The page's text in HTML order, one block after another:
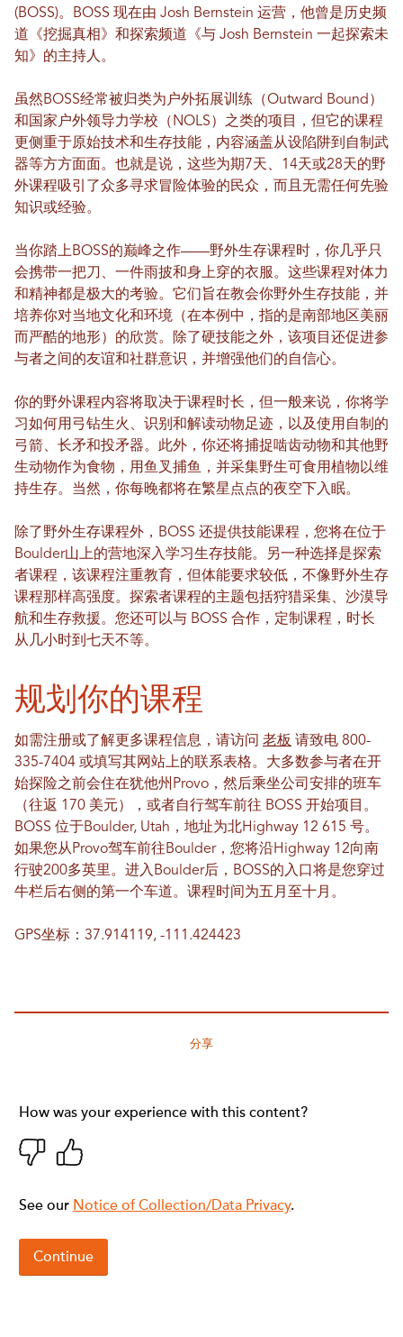
(BOSS)。BOSS 现在由 Josh Bernstein 运营，他曾是历史频
道《挖掘真相》和探索频道《与 Josh Bernstein 一起探索未
知》的主持人。
虽然BOSS经常被归类为户外拓展训练（Outward Bound）
和国家户外领导力学校（NOLS）之类的项目，但它的课程
更侧重于原始技术和生存技能，内容涵盖从设陷阱到自制武
器等方方面面。也就是说，这些为期7天、14天或28天的野
外课程吸引了众多寻求冒险体验的民众，而且无需任何先验
知识或经验。
当你踏上BOSS的巅峰之作——野外生存课程时，你几乎只
会携带一把刀、一件雨披和身上穿的衣服。这些课程对体力
和精神都是极大的考验。它们旨在教会你野外生存技能，并
培养你对当地文化和环境（在本例中，指的是南部地区美丽
而严酷的地形）的欣赏。除了硬技能之外，该项目还促进参
与者之间的友谊和社群意识，并增强他们的自信心。
你的野外课程内容将取决于课程时长，但一般来说，你将学
习如何用弓钻生火、识别和解读动物足迹，以及使用自制的
弓箭、长矛和投矛器。此外，你还将捕捉啮齿动物和其他野
生动物作为食物，用鱼叉捕鱼，并采集野生可食用植物以维
持生存。当然，你每晚都将在繁星点点的夜空下入眠。
除了野外生存课程外，BOSS 还提供技能课程，您将在位于
Boulder山上的营地深入学习生存技能。另一种选择是探索
者课程，该课程注重教育，但体能要求较低，不像野外生存
课程那样高强度。探索者课程的主题包括狩猎采集、沙漠导
航和生存救援。您还可以与 BOSS 合作，定制课程，时长
从几小时到七天不等。
规划你的课程
如需注册或了解更多课程信息，请访问 老板 请致电 800-
335-7404 或填写其网站上的联系表格。大多数参与者在开
始探险之前会住在犹他州Provo，然后乘坐公司安排的班车
（往返 170 美元），或者自行驾车前往 BOSS 开始项目。
BOSS 位于Boulder, Utah，地址为北Highway 12 615 号。
如果您从Provo驾车前往Boulder，您将沿Highway 12向南
行驶200多英里。进入Boulder后，BOSS的入口将是您穿过
牛栏后右侧的第一个车道。课程时间为五月至十月。
GPS坐标：37.914119, -111.424423
分享